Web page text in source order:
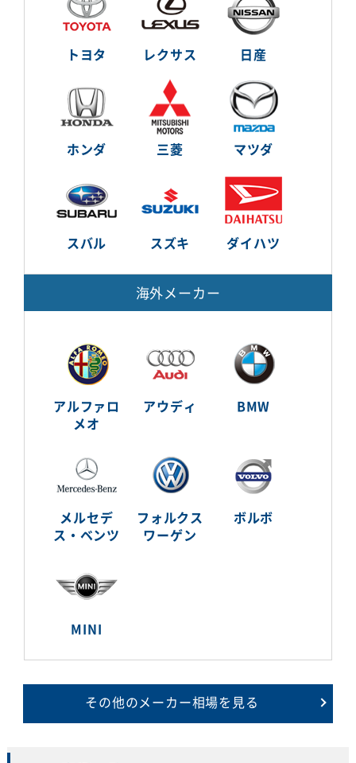
トヨタ レクサス 日産
ホンダ 三菱 マツダ
スバル スズキ ダイハツ
海外メーカー
アルファロ
メオ
アウディ BMW
メルセデ
ス・ベンツ
フォルクス
ワーゲン
ボルボ
MINI
その他のメーカー相場を見る